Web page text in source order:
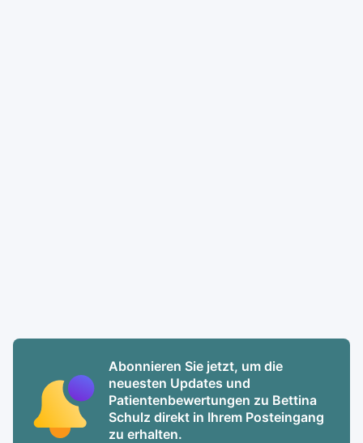
Abonnieren Sie jetzt, um die
neuesten Updates und
Patientenbewertungen zu Bettina
Schulz direkt in Ihrem Posteingang
zu erhalten.